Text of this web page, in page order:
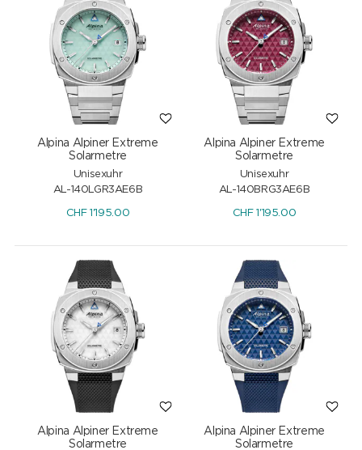
Alpina Alpiner Extreme
Solarmetre
Unisexuhr
AL-140LGR3AE6B
CHF 1'195.00
Alpina Alpiner Extreme
Solarmetre
Unisexuhr
AL-140BRG3AE6B
CHF 1'195.00
Alpina Alpiner Extreme
Solarmetre
Alpina Alpiner Extreme
Solarmetre